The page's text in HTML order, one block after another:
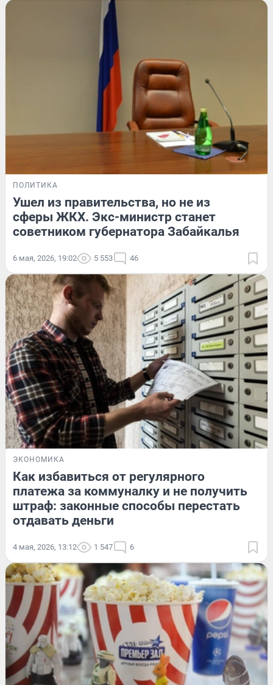
ПОЛИТИКА
Ушел из правительства, но не из
сферы ЖКХ. Экс-министр станет
советником губернатора Забайкалья
6 мая, 2026, 19:02 5 553 46
ЭКОНОМИКА
Как избавиться от регулярного
платежа за коммуналку и не получить
штраф: законные способы перестать
отдавать деньги
4 мая, 2026, 13:12 1 547 6